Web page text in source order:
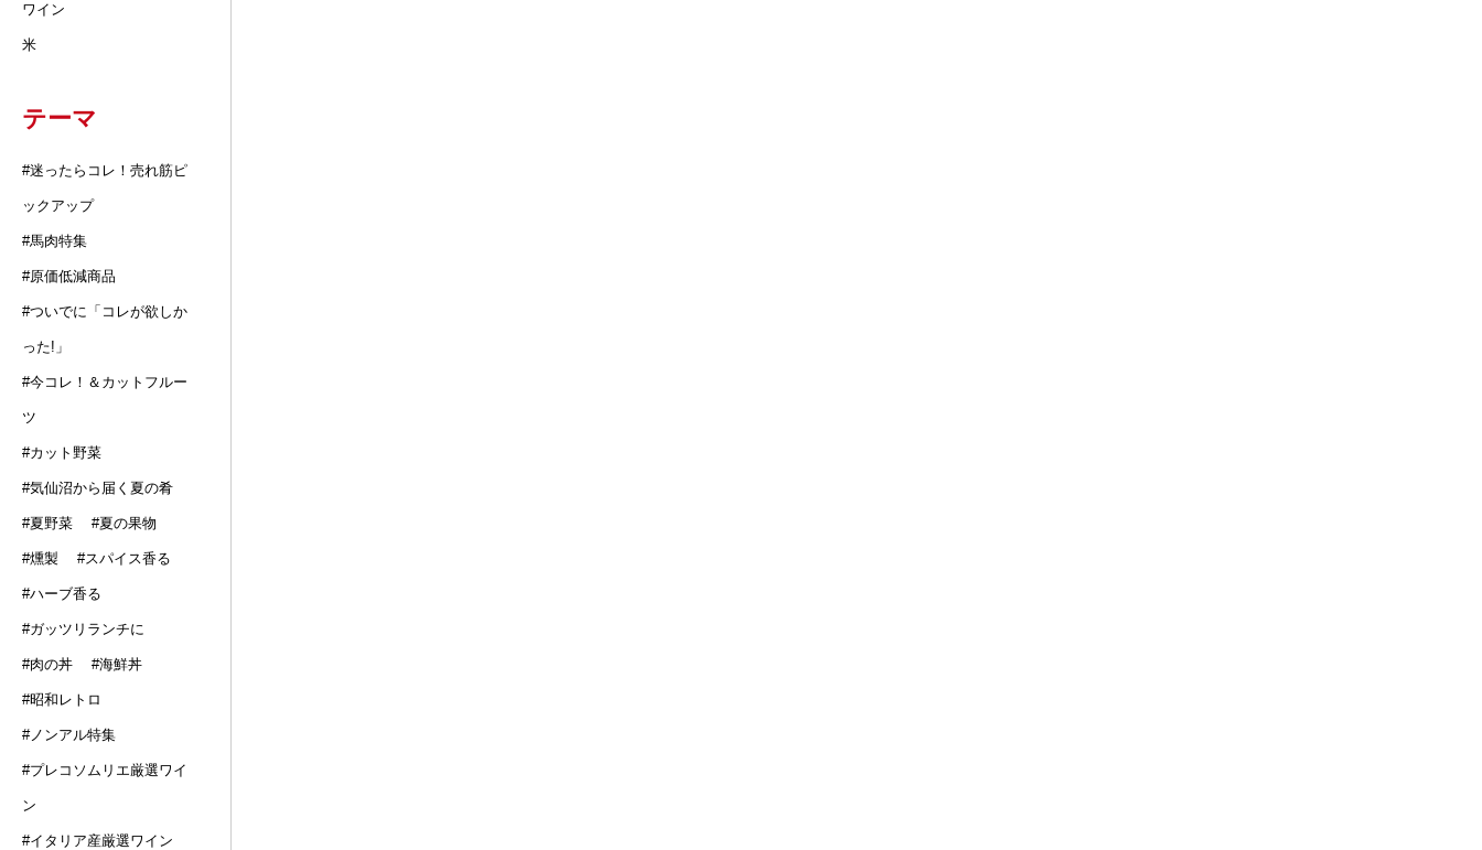
ワイン
米
テーマ
#迷ったらコレ！売れ筋ピ
ックアップ
#馬肉特集
#原価低減商品
#ついでに「コレが欲しか
った!」
#今コレ！＆カットフルー
ツ
#カット野菜
#気仙沼から届く夏の肴
#夏野菜 #夏の果物
#燻製 #スパイス香る
#ハーブ香る
#ガッツリランチに
#肉の丼 #海鮮丼
#昭和レトロ
#ノンアル特集
#プレコソムリエ厳選ワイ
ン
#イタリア産厳選ワイン